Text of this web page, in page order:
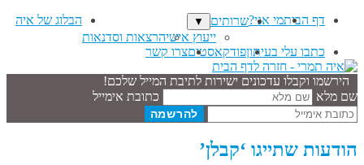
דף הביתמי אני?שרותים ▼
ייעוץ אישיהרצאות וסדנאות
הבלוג של איה
כתבו עלי בעיתוןפודקאסטיםצרו קשר
הירשמו וקבלו עדכונים ישירות לתיבת המייל שלכם!
שם מלא
כתובת אימייל
הודעות שתייגו ‘קבלן’